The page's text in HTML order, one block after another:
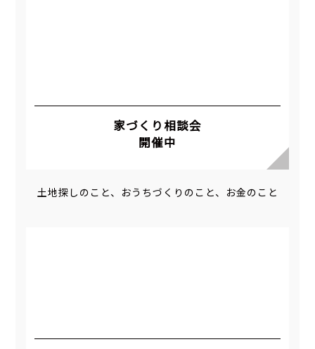
家づくり相談会
開催中
土地探しのこと、おうちづくりのこと、お金のこと